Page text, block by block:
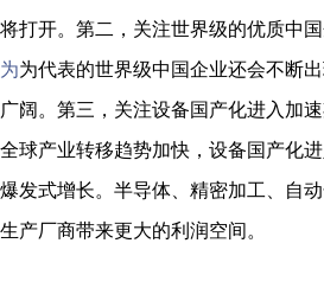
将打开。第二，关注世界级的优质中
为为代表的世界级中国企业还会不断
广阔。第三，关注设备国产化进入加
全球产业转移趋势加快，设备国产化
爆发式增长。半导体、精密加工、自
生产厂商带来更大的利润空间。